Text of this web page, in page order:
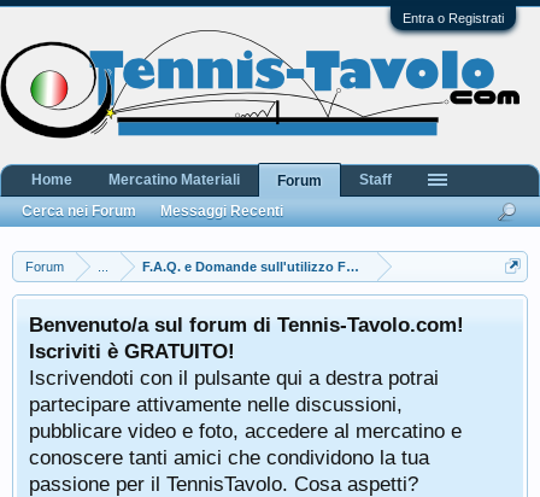
Entra o Registrati
Forum F.A.Q. e Domande sull'utilizzo Forum
Benvenuto/a sul forum di Tennis-Tavolo.com!
Iscriviti è GRATUITO!
Iscrivendoti con il pulsante qui a destra potrai
partecipare attivamente nelle discussioni,
pubblicare video e foto, accedere al mercatino e
conoscere tanti amici che condividono la tua
passione per il TennisTavolo. Cosa aspetti?
Home Mercatino Materiali
Forum
Cerca nei Forum
Messaggi Recenti
Staff